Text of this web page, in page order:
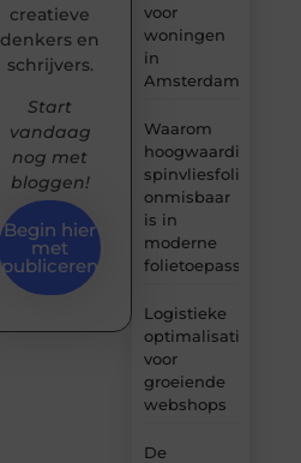
voor
woningen
in
Amsterdam
Waarom
hoogwaardige
spinvliesfolie
onmisbaar
is in
moderne
folietoepassingen
Logistieke
optimalisatie
voor
groeiende
webshops
De
creatieve
denkers en
schrijvers.
Start
vandaag
nog met
bloggen!
Begin hier
met
publiceren